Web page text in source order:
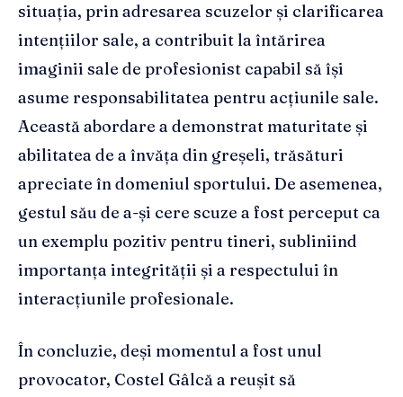
situația, prin adresarea scuzelor și clarificarea
intențiilor sale, a contribuit la întărirea
imaginii sale de profesionist capabil să își
asume responsabilitatea pentru acțiunile sale.
Această abordare a demonstrat maturitate și
abilitatea de a învăța din greșeli, trăsături
apreciate în domeniul sportului. De asemenea,
gestul său de a-și cere scuze a fost perceput ca
un exemplu pozitiv pentru tineri, subliniind
importanța integrității și a respectului în
interacțiunile profesionale.
În concluzie, deși momentul a fost unul
provocator, Costel Gâlcă a reușit să